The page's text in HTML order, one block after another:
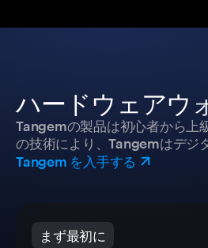
ハードウェアウ
Tangemの製品は初心者から上
の技術により、Tangemはデジ
Tangem を入手する
まず最初に